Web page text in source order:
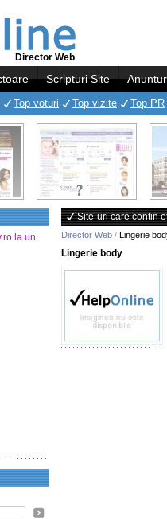
Director Web
Scripturi Site
Top voturi Top vizite Top PR
la un
Site-uri care contin
Director Web / Lingerie
Lingerie body